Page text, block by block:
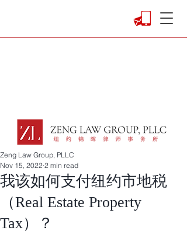
我该如何支付纽约市地税
（Real Estate Property
Tax）？
Zeng Law Group, PLLC
Nov 15, 2022 2 min read